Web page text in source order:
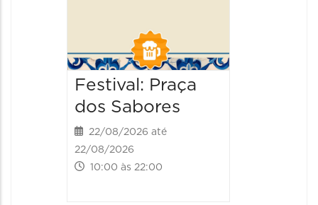
Festival: Praça
dos Sabores
22/08/2026 até
22/08/2026
10:00 às 22:00